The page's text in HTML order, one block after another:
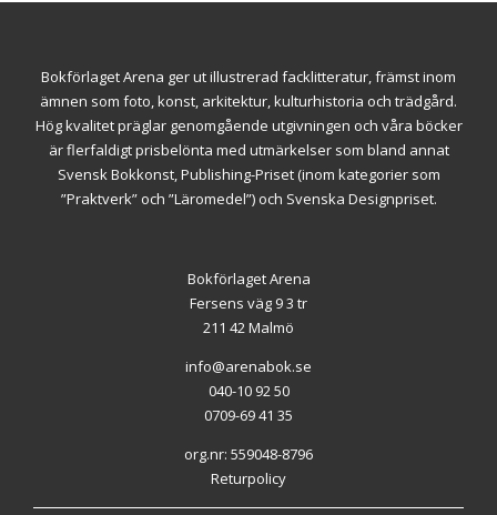
Bokförlaget Arena ger ut illustrerad facklitteratur, främst inom
ämnen som foto, konst, arkitektur, kulturhistoria och trädgård.
Hög kvalitet präglar genomgående utgivningen och våra böcker
är flerfaldigt prisbelönta med utmärkelser som bland annat
Svensk Bokkonst, Publishing-Priset (inom kategorier som
”Praktverk” och ”Läromedel”) och Svenska Designpriset.
Bokförlaget Arena
Fersens väg 9 3 tr
211 42 Malmö
info@arenabok.se
040-10 92 50
0709-69 41 35
org.nr: 559048-8796
Returpolicy